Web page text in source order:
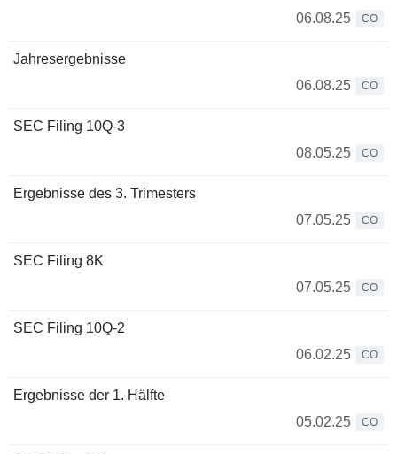
06.08.25
CO
Jahresergebnisse
06.08.25
CO
SEC Filing 10Q-3
08.05.25
CO
Ergebnisse des 3. Trimesters
07.05.25
CO
SEC Filing 8K
07.05.25
CO
SEC Filing 10Q-2
06.02.25
CO
Ergebnisse der 1. Hälfte
05.02.25
CO